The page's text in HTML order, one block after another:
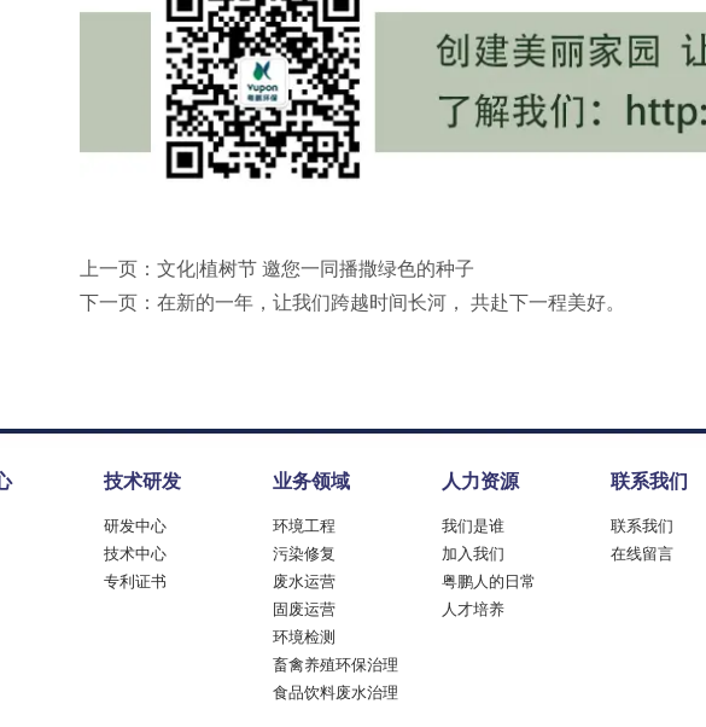
上一页： 文化|植树节 邀您一同播撒绿色的种子
下一页： 在新的一年，让我们跨越时间长河， 共赴下一程美好。
技术研发
研发中心
技术中心
专利证书
业务领域
环境工程
污染修复
废水运营
固废运营
环境检测
畜禽养殖环保治理
食品饮料废水治理
人力资源
我们是谁
加入我们
粤鹏人的日常
人才培养
联系我们
联系我们
在线留言